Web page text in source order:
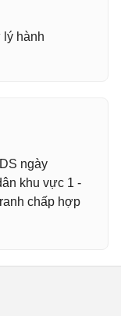
lý hành
ngày
khu vực 1 -
chấp hợp